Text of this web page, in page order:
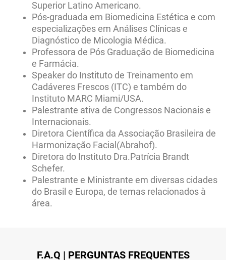
Superior Latino Americano.
Pós-graduada em Biomedicina Estética e com
especializações em Análises Clínicas e
Diagnóstico de Micologia Médica.
Professora de Pós Graduação de Biomedicina
e Farmácia.
Speaker do Instituto de Treinamento em
Cadáveres Frescos (ITC) e também do
Instituto MARC Miami/USA.
Palestrante ativa de Congressos Nacionais e
Internacionais.
Diretora Científica da Associação Brasileira de
Harmonização Facial(Abrahof).
Diretora do Instituto Dra.Patrícia Brandt
Schefer.
Palestrante e Ministrante em diversas cidades
do Brasil e Europa, de temas relacionados à
área.
F.A.Q | PERGUNTAS FREQUENTES